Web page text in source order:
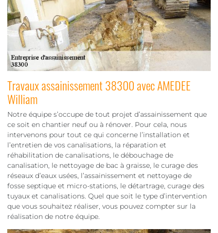
Travaux assainissement 38300 avec AMEDEE
William
Notre équipe s’occupe de tout projet d’assainissement que
ce soit en chantier neuf ou à rénover. Pour cela, nous
intervenons pour tout ce qui concerne l’installation et
l’entretien de vos canalisations, la réparation et
réhabilitation de canalisations, le débouchage de
canalisation, le nettoyage de bac à graisse, le curage des
réseaux d’eaux usées, l’assainissement et nettoyage de
fosse septique et micro-stations, le détartrage, curage des
tuyaux et canalisations. Quel que soit le type d’intervention
que vous souhaitez réaliser, vous pouvez compter sur la
réalisation de notre équipe.